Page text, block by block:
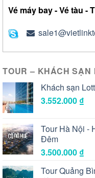
Vé máy bay - Vé tàu -
TOUR – KHÁCH SẠN
Khách sạn
3.552.000 ₫
Tour Hà Nội -
Đêm
3.500.000 ₫
Tour Quảng